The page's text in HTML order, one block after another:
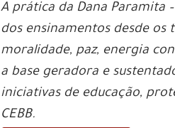
A prática da Dana Paramita
dos ensinamentos desde os
moralidade, paz, energia
a base geradora e
iniciativas de educação,
CEBB.